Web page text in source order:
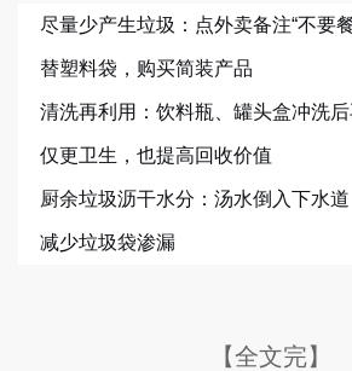
尽量少产生垃圾：点外卖备注“不要
替塑料袋，购买简装产品
清洗再利用：饮料瓶、罐头盒冲洗
仅更卫生，也提高回收价值
厨余垃圾沥干水分：汤水倒入下水
减少垃圾袋渗漏
【全文完】